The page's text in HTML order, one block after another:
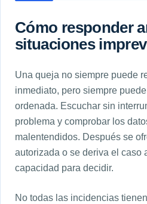
Cómo responder
situaciones
Una queja no siempre puede
inmediato, pero siempre
ordenada. Escuchar sin
problema y comprobar los
malentendidos. Después se
autorizada o se deriva el caso
capacidad para decidir.
No todas las incidencias